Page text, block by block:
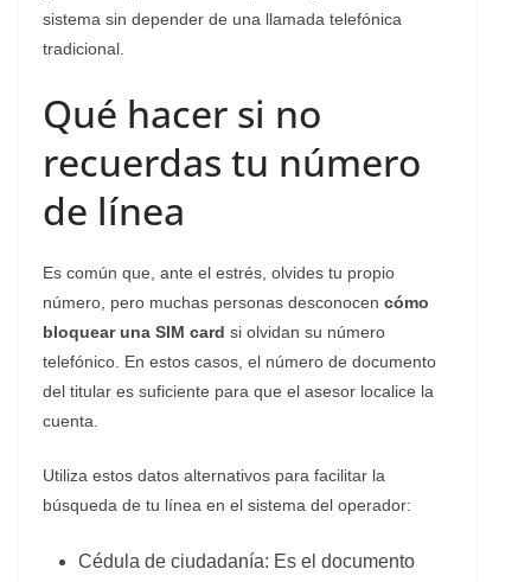
sistema sin depender de una llamada telefónica
tradicional.
Qué hacer si no
recuerdas tu número
de línea
​Es común que, ante el estrés, olvides tu propio
número, pero muchas personas desconocen cómo
bloquear una SIM card si olvidan su número
telefónico. En estos casos, el número de documento
del titular es suficiente para que el asesor localice la
cuenta.
​Utiliza estos datos alternativos para facilitar la
búsqueda de tu línea en el sistema del operador:
​Cédula de ciudadanía: Es el documento